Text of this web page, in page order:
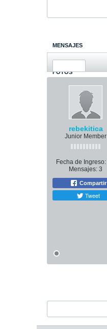
MENSAJES
ÚLTIMA ACTIVIDAD
FOTOS
rebekitica
Junior Member
Fecha de Ingreso:
Mensajes: 3
Compartir
Tweet